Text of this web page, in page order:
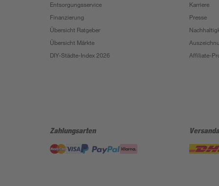
Entsorgungsservice
Finanzierung
Übersicht Ratgeber
Übersicht Märkte
DIY-Städte-Index 2026
Karriere
Presse
Affiliate-
Zahlungsarten